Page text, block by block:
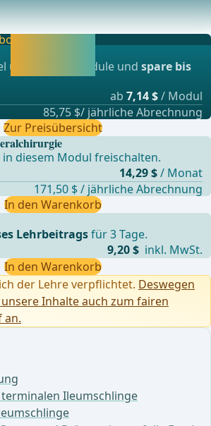
Ileumschlinge
markierten Areals erfolgt der
nach Fassen der Haut
Lehrbeitragsfür 3 Tage.
9,20 $ inkl. MwSt.
In den Warenkorb
unsere Lernmodule undspare bis
ab 7,14 $/ Modul
85,75 $/ jährliche Abrechnung
Zur Preisübersicht
in diesem Modul freischalten.
14,29 $/ Monat
171,50 $ / jährliche Abrechnung
In den Warenkorb
der Lehre verpflichtet. Deswegen
Inhalte auch zum fairen
an.